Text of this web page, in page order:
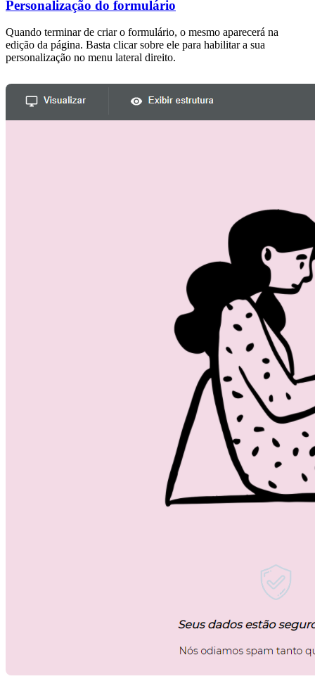
Personalização do formulário
Quando terminar de criar o formulário, o mesmo aparecerá na
edição da página. Basta clicar sobre ele para habilitar a sua
personalização no menu lateral direito.